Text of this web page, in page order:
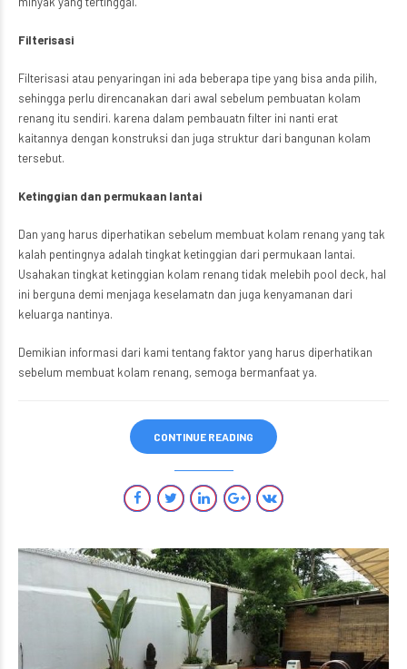
Filterisasi
Filterisasi atau penyaringan ini ada beberapa tipe yang bisa anda pilih,
sehingga perlu direncanakan dari awal sebelum pembuatan kolam
renang itu sendiri. karena dalam pembauatn filter ini nanti erat
kaitannya dengan konstruksi dan juga struktur dari bangunan kolam
tersebut.
Ketinggian dan permukaan lantai
Dan yang harus diperhatikan sebelum membuat kolam renang yang tak
kalah pentingnya adalah tingkat ketinggian dari permukaan lantai.
Usahakan tingkat ketinggian kolam renang tidak melebih pool deck, hal
ini berguna demi menjaga keselamatn dan juga kenyamanan dari
keluarga nantinya.
Demikian informasi dari kami tentang faktor yang harus diperhatikan
sebelum membuat kolam renang, semoga bermanfaat ya.
CONTINUE READING